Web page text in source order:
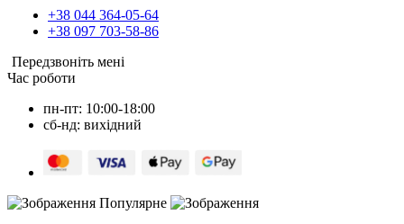
+38 044 364-05-64
+38 097 703-58-86
Передзвоніть мені
Час роботи
пн-пт: 10:00-18:00
сб-нд: вихідний
Популярне